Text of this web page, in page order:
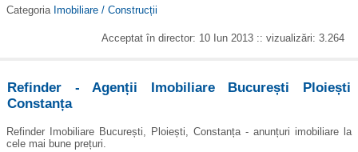
Categoria Imobiliare / Construcții
Acceptat în director: 10 Iun 2013 :: vizualizări: 3.264
Refinder - Agenții Imobiliare București Ploiești
Constanța
Refinder Imobiliare București, Ploiești, Constanța - anunțuri imobiliare la
cele mai bune prețuri.